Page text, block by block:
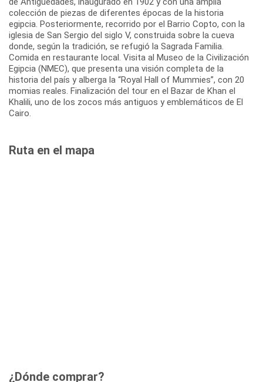
colección de piezas de diferentes épocas de la historia
egipcia. Posteriormente, recorrido por el Barrio Copto, con la
iglesia de San Sergio del siglo V, construida sobre la cueva
donde, según la tradición, se refugió la Sagrada Familia.
Comida en restaurante local. Visita al Museo de la Civilización
Egipcia (NMEC), que presenta una visión completa de la
historia del país y alberga la “Royal Hall of Mummies”, con 20
momias reales. Finalización del tour en el Bazar de Khan el
Khalili, uno de los zocos más antiguos y emblemáticos de El
Cairo.
Ruta en el mapa
¿Dónde comprar?